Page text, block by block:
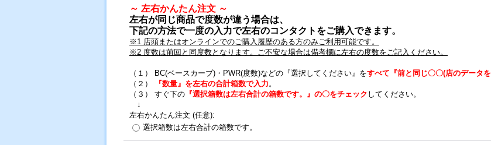
～ 左右かんたん注文 ～
左右が同じ商品で度数が違う場合は、
下記の方法で一度の入力で左右のコンタクトをご購入できます。
※1 店頭またはオンラインでのご購入履歴のある方のみご利用可能です。
※2 度数は前回と同度数となります。ご不安な場合は備考欄に左右の度数をご記入ください。
（１） BC(ベースカーブ)・PWR(度数)などの『選択してください』をすべて『前と同じ〇〇(店のデータ
（２）
『数量』を左右の合計箱数で入力。
（３） すぐ下の 『選択箱数は左右合計の箱数です。』の〇をチェック してください。
↓
左右かんたん注文 (任意):
選択箱数は左右合計の箱数です。